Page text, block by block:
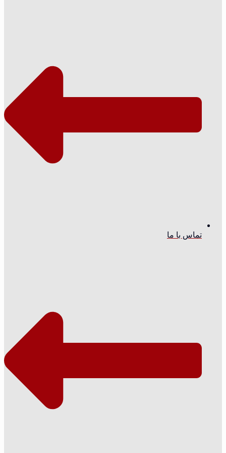
تماس با ما